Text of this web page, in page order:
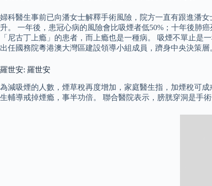
婦科醫生事前已向潘女士解釋手術風險，院方一直有跟進潘
升。 一年後，患冠心病的風險會比吸煙者低50%；十年後肺
「尼古丁上瘾」的患者，而上瘾也是一種病。 吸煙不單止
出任國務院粵港澳大灣區建設領導小組成員，躋身中央決策層
羅世安: 羅世安
為減吸煙的人數，煙草稅再度增加，家庭醫生指，加煙稅可
生輔導戒掉煙瘾，事半功倍。 聯合醫院表示，膀胱穿洞是手